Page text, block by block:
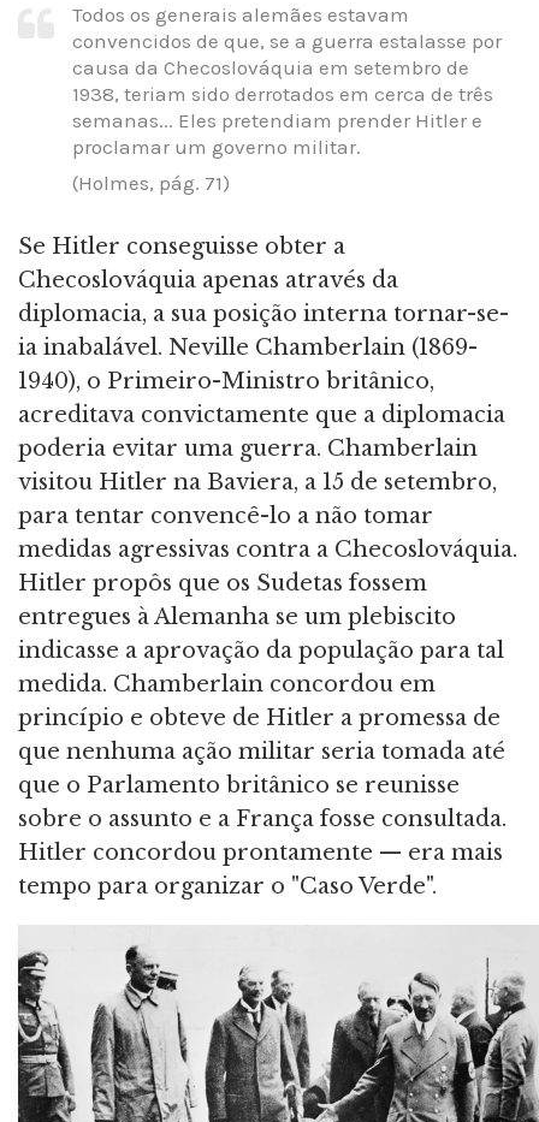
Todos os generais alemães estavam
convencidos de que, se a guerra estalasse por
causa da Checoslováquia em setembro de
1938, teriam sido derrotados em cerca de três
semanas... Eles pretendiam prender Hitler e
proclamar um governo militar.
(Holmes, pág. 71)
Se Hitler conseguisse obter a
Checoslováquia apenas através da
diplomacia, a sua posição interna tornar-se-
ia inabalável. Neville Chamberlain (1869-
1940), o Primeiro-Ministro britânico,
acreditava convictamente que a diplomacia
poderia evitar uma guerra. Chamberlain
visitou Hitler na Baviera, a 15 de setembro,
para tentar convencê-lo a não tomar
medidas agressivas contra a Checoslováquia.
Hitler propôs que os Sudetas fossem
entregues à Alemanha se um plebiscito
indicasse a aprovação da população para tal
medida. Chamberlain concordou em
princípio e obteve de Hitler a promessa de
que nenhuma ação militar seria tomada até
que o Parlamento britânico se reunisse
sobre o assunto e a França fosse consultada.
Hitler concordou prontamente — era mais
tempo para organizar o "Caso Verde".